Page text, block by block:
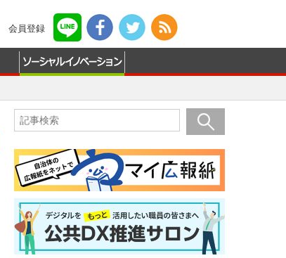
会員登録